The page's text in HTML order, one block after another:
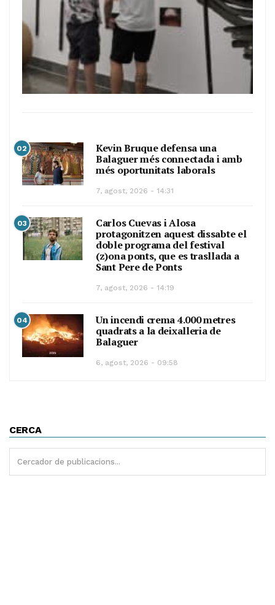
02
Kevin Bruque defensa una
Balaguer més connectada i amb
més oportunitats laborals
7, agost, 2026 - 14:31
03
Carlos Cuevas i Alosa
protagonitzen aquest dissabte el
doble programa del festival
(z)ona ponts, que es trasllada a
Sant Pere de Ponts
7, agost, 2026 - 14:19
04
Un incendi crema 4.000 metres
quadrats a la deixalleria de
Balaguer
6, agost, 2026 - 09:58
CERCA